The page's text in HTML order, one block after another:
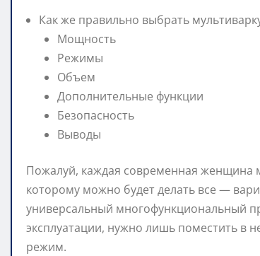
Как же правильно выбрать
Мощность
Режимы
Объем
Дополнительные функции
Безопасность
Выводы
Пожалуй, каждая современная женщина
которому можно будет делать все —
универсальный многофункциональный
эксплуатации, нужно лишь поместить в
режим.